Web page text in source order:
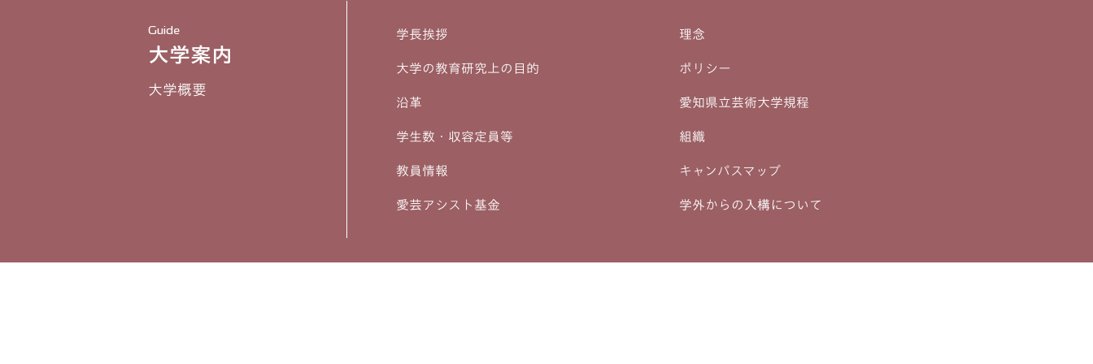
Guide
大学案内
大学概要
学長挨拶 理念
大学の教育研究上の目的 ポリシー
沿革 愛知県立芸術大学規程
学生数・収容定員等 組織
教員情報 キャンパスマップ
愛芸アシスト基金 学外からの入構について